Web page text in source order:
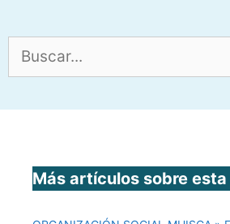
Más artículos sobre